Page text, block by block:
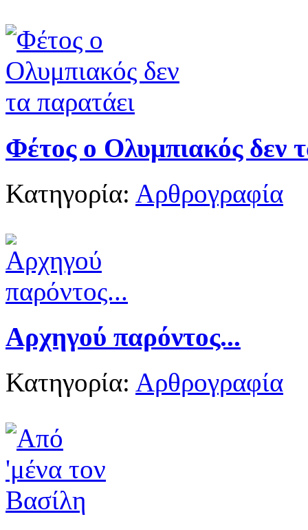
Φέτος ο Ολυμπιακός δεν
Κατηγορία: Αρθρογραφία
Αρχηγού παρόντος...
Κατηγορία: Αρθρογραφία